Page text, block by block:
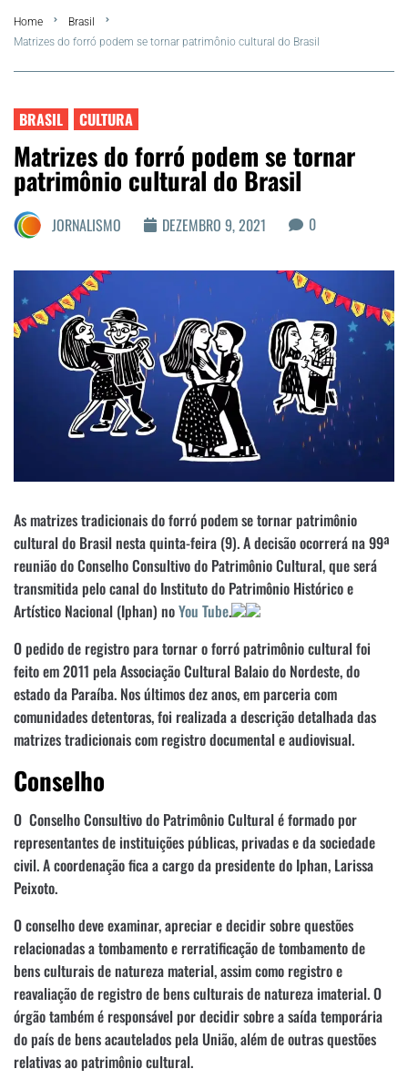
FLA Araru 2026
Região dos Lagos
Agenda Cultural
Colunistas
Matérias Exclusivas
Home
Brasil
Matrizes do forró podem se tornar patrimônio cultural do Brasil
BRASIL CULTURA
Matrizes do forró podem se tornar
patrimônio cultural do Brasil
JORNALISMO DEZEMBRO 9, 2021 0
As matrizes tradicionais do forró podem se tornar patrimônio
cultural do Brasil nesta quinta-feira (9). A decisão ocorrerá na 99ª
reunião do Conselho Consultivo do Patrimônio Cultural, que será
transmitida pelo canal do Instituto do Patrimônio Histórico e
Artístico Nacional (Iphan) noYou Tube.
O pedido de registro para tornar o forró patrimônio cultural foi
feito em 2011 pela Associação Cultural Balaio do Nordeste, do
estado da Paraíba. Nos últimos dez anos, em parceria com
comunidades detentoras, foi realizada a descrição detalhada das
matrizes tradicionais com registro documental e audiovisual.
Conselho
O Conselho Consultivo do Patrimônio Cultural é formado por
representantes de instituições públicas, privadas e da sociedade
civil. A coordenação fica a cargo da presidente do Iphan, Larissa
Peixoto.
O conselho deve examinar, apreciar e decidir sobre questões
relacionadas a tombamento e rerratificação de tombamento de
bens culturais de natureza material, assim como registro e
reavaliação de registro de bens culturais de natureza imaterial. O
órgão também é responsável por decidir sobre a saída temporária
do país de bens acautelados pela União, além de outras questões
relativas ao patrimônio cultural.